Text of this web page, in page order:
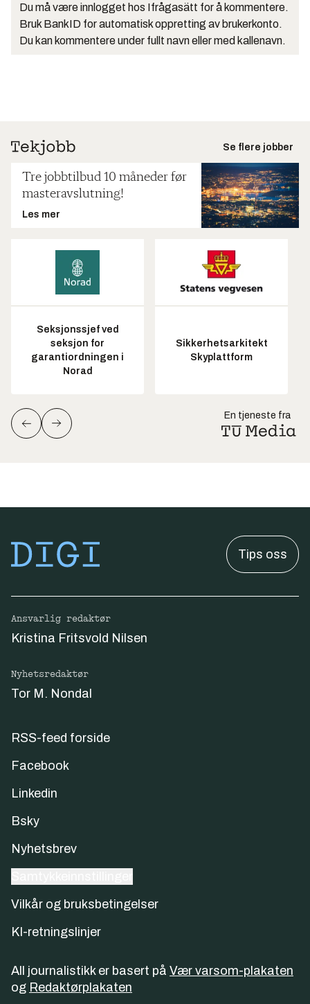
Du må være innlogget hos Ifrågasätt for å kommentere.
Bruk BankID for automatisk oppretting av brukerkonto.
Du kan kommentere under fullt navn eller med kallenavn.
Se flere jobber
Tre jobbtilbud 10 måneder før
masteravslutning!
Les mer
Seksjonssjef ved
seksjon for
garantiordningen i
Norad
Sikkerhetsarkitekt
Skyplattform
En tjeneste fra
Tips oss
Ansvarlig redaktør
Kristina Fritsvold Nilsen
Nyhetsredaktør
Tor M. Nondal
RSS-feed forside
Facebook
Linkedin
Bsky
Nyhetsbrev
Vilkår og bruksbetingelser
KI-retningslinjer
All journalistikk er basert på Vær varsom-plakaten
og Redaktørplakaten